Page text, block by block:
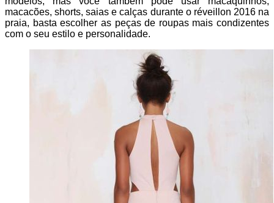
macacões, shorts, saias e calças durante o réveillon 2016 na
praia, basta escolher as peças de roupas mais condizentes
com o seu estilo e personalidade.